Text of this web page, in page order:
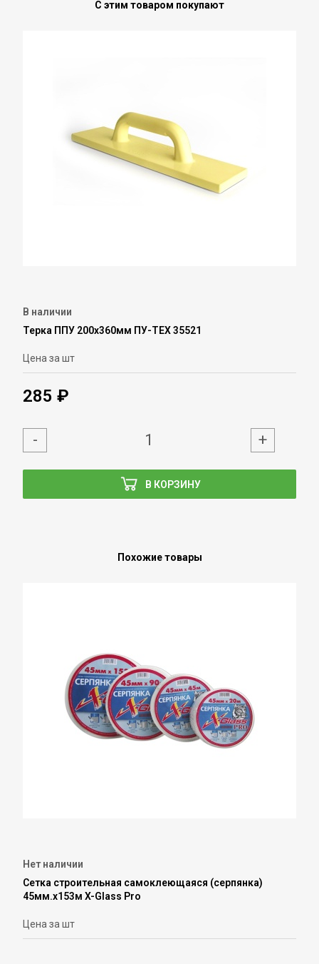
С этим товаром покупают
В наличии
Терка ППУ 200х360мм ПУ-ТЕХ 35521
Цена за шт
285 ₽
В КОРЗИНУ
- +
Похожие товары
Нет наличии
Сетка строительная самоклеющаяся (серпянка)
45мм.х153м X-Glass Pro
Цена за шт